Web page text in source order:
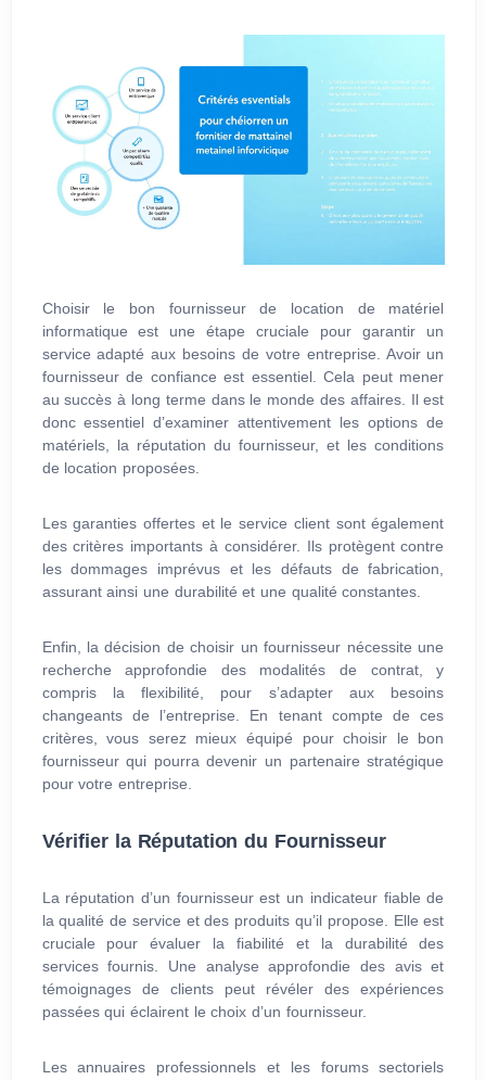
Choisir le bon fournisseur de location de matériel
informatique est une étape cruciale pour garantir un
service adapté aux besoins de votre entreprise. Avoir un
fournisseur de confiance est essentiel. Cela peut mener
au succès à long terme dans le monde des affaires. Il est
donc essentiel d’examiner attentivement les options de
matériels, la réputation du fournisseur, et les conditions
de location proposées.
Les garanties offertes et le service client sont également
des critères importants à considérer. Ils protègent contre
les dommages imprévus et les défauts de fabrication,
assurant ainsi une durabilité et une qualité constantes.
Enfin, la décision de choisir un fournisseur nécessite une
recherche approfondie des modalités de contrat, y
compris la flexibilité, pour s’adapter aux besoins
changeants de l’entreprise. En tenant compte de ces
critères, vous serez mieux équipé pour choisir le bon
fournisseur qui pourra devenir un partenaire stratégique
pour votre entreprise.
Vérifier la Réputation du Fournisseur
La réputation d’un fournisseur est un indicateur fiable de
la qualité de service et des produits qu’il propose. Elle est
cruciale pour évaluer la fiabilité et la durabilité des
services fournis. Une analyse approfondie des avis et
témoignages de clients peut révéler des expériences
passées qui éclairent le choix d’un fournisseur.
Les annuaires professionnels et les forums sectoriels